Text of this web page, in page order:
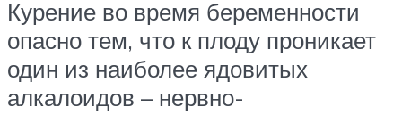
Курение во время беременности
опасно тем, что к плоду проникает
один из наиболее ядовитых
алкалоидов – нервно-